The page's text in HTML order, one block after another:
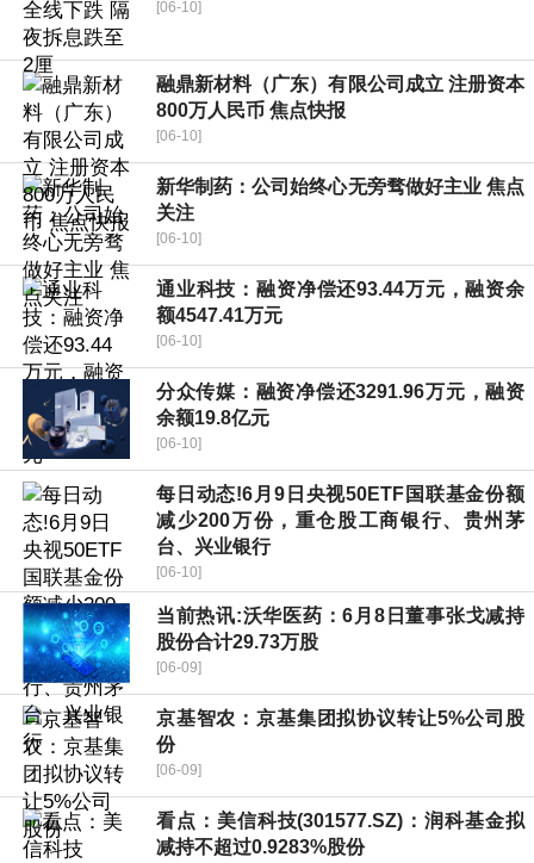
[06-10]
融鼎新材料（广东）有限公司成立 注册资本
800万人民币 焦点快报
[06-10]
新华制药：公司始终心无旁骛做好主业 焦点
关注
[06-10]
通业科技：融资净偿还93.44万元，融资余
额4547.41万元
[06-10]
分众传媒：融资净偿还3291.96万元，融资
余额19.8亿元
[06-10]
每日动态!6月9日央视50ETF国联基金份额
减少200万份，重仓股工商银行、贵州茅
台、兴业银行
[06-10]
当前热讯:沃华医药：6月8日董事张戈减持
股份合计29.73万股
[06-09]
京基智农：京基集团拟协议转让5%公司股
份
[06-09]
看点：美信科技(301577.SZ)：润科基金拟
减持不超过0.9283%股份